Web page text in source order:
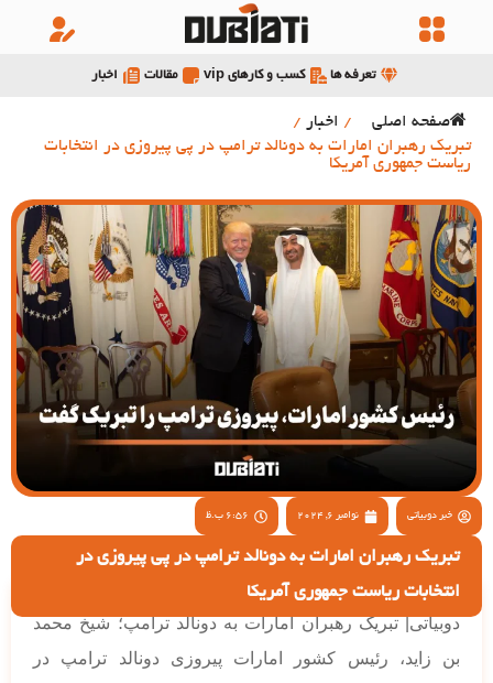
تعرفه ها کسب و کارهای vip مقالات اخبار
صفحه اصلی / اخبار /
تبریک رهبران امارات به دونالد ترامپ در پی پیروزی در انتخابات
ریاست جمهوری آمریکا
خبر دوبیاتی نوامبر 6, 2024 6:56 ب.ظ
تبریک رهبران امارات به دونالد ترامپ در پی پیروزی در
انتخابات ریاست جمهوری آمریکا
دوبیاتی| تبریک رهبران امارات به دونالد ترامپ؛ شیخ محمد
بن زاید، رئیس کشور امارات پیروزی دونالد ترامپ در